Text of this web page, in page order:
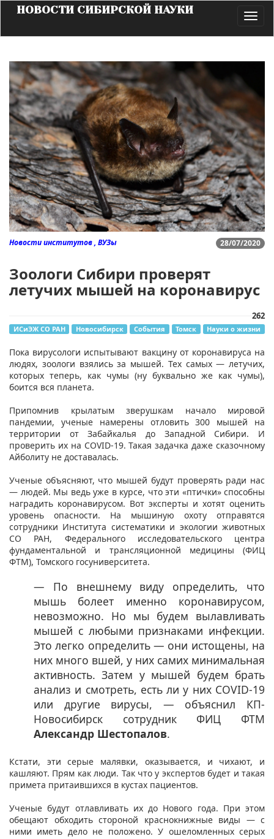
НОВОСТИ СИБИРСКОЙ НАУКИ
28/07/2020
Новости институтов , ВУЗы
Зоологи Сибири проверят
летучих мышей на коронавирус
262
ИСиЭЖ СО РАН Новосибирск События Томск Науки о жизни
​​Пока вирусологи испытывают вакцину от коронавируса на
людях, зоологи взялись за мышей. Тех самых — летучих,
которых теперь, как чумы (ну буквально же как чумы),
боится вся планета.
Припомнив крылатым зверушкам начало мировой
пандемии, ученые намерены отловить 300 мышей на
территории от Забайкалья до Западной Сибири. И
проверить их на COVID-19. Такая задачка даже сказочному
Айболиту не доставалась.
Ученые объясняют, что мышей будут проверять ради нас
— людей. Мы ведь уже в курсе, что эти «птички» способны
наградить коронавирусом. Вот эксперты и хотят оценить
уровень опасности. На мышиную охоту отправятся
сотрудники Института систематики и экологии животных
СО РАН, Федерального исследовательского центра
фундаментальной и трансляционной медицины (ФИЦ
ФТМ), Томского госуниверситета.
— По внешнему виду определить, что
мышь болеет именно коронавирусом,
невозможно. Но мы будем вылавливать
мышей с любыми признаками инфекции.
Это легко определить — они истощены, на
них много вшей, у них самих минимальная
активность. Затем у мышей будем брать
анализ и смотреть, есть ли у них COVID-19
или другие вирусы, — объяснил КП-
Новосибирск сотрудник ФИЦ ФТМ
Александр Шестопалов.
Кстати, эти серые малявки, оказывается, и чихают, и
кашляют. Прям как люди. Так что у экспертов будет и такая
примета притаившихся в кустах пациентов.
Ученые будут отлавливать их до Нового года. При этом
обещают обходить стороной краснокнижные виды — с
ними иметь дело не положено. У ошеломленных серых